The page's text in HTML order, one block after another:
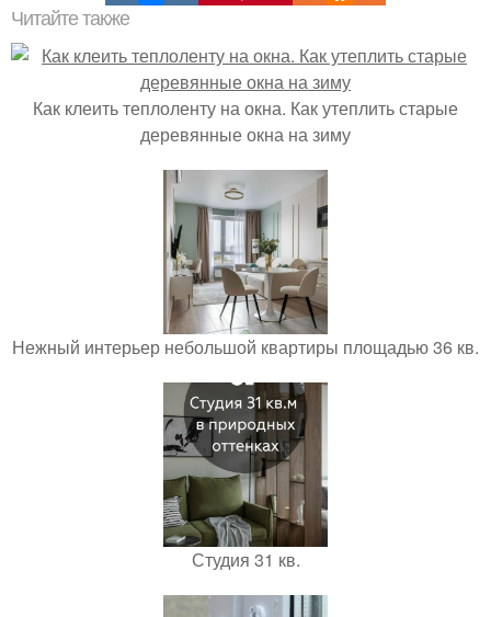
Читайте также
Как клеить теплоленту на окна. Как утеплить старые
деревянные окна на зиму
Нежный интерьер небольшой квартиры площадью 36 кв.
Студия 31 кв.